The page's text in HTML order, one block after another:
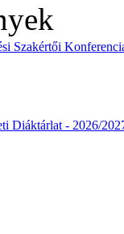
Szakértői
Diáktárlat - 2026/